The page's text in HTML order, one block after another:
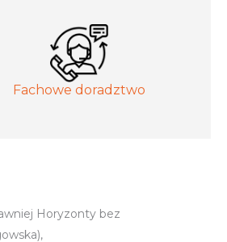
Fachowe doradztwo
Horyzonty bez